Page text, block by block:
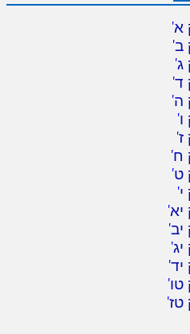
א'
ב'
ג'
ד'
ה'
'
'
ח'
ט'
'
'
'
'
'
'
טז'